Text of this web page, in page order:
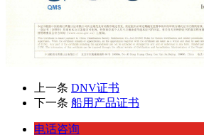
上一条 DNV证书
下一条 船用产品证书
电话咨询